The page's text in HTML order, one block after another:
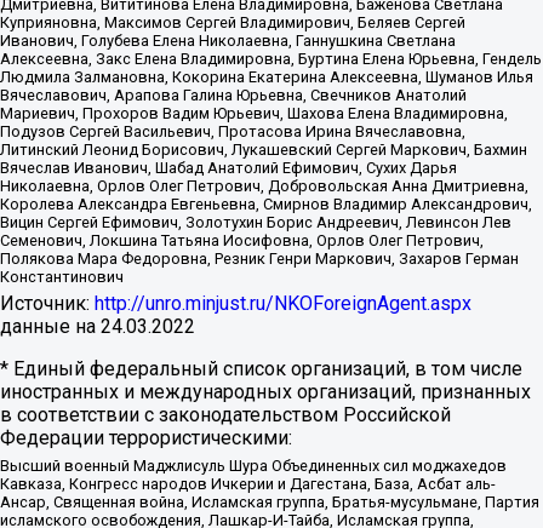
Дмитриевна, Вититинова Елена Владимировна, Баженова Светлана
Куприяновна, Максимов Сергей Владимирович, Беляев Сергей
Иванович, Голубева Елена Николаевна, Ганнушкина Светлана
Алексеевна, Закс Елена Владимировна, Буртина Елена Юрьевна, Гендель
Людмила Залмановна, Кокорина Екатерина Алексеевна, Шуманов Илья
Вячеславович, Арапова Галина Юрьевна, Свечников Анатолий
Мариевич, Прохоров Вадим Юрьевич, Шахова Елена Владимировна,
Подузов Сергей Васильевич, Протасова Ирина Вячеславовна,
Литинский Леонид Борисович, Лукашевский Сергей Маркович, Бахмин
Вячеслав Иванович, Шабад Анатолий Ефимович, Сухих Дарья
Николаевна, Орлов Олег Петрович, Добровольская Анна Дмитриевна,
Королева Александра Евгеньевна, Смирнов Владимир Александрович,
Вицин Сергей Ефимович, Золотухин Борис Андреевич, Левинсон Лев
Семенович, Локшина Татьяна Иосифовна, Орлов Олег Петрович,
Полякова Мара Федоровна, Резник Генри Маркович, Захаров Герман
Константинович
Источник: http://unro.minjust.ru/NKOForeignAgent.aspx
данные на 24.03.2022
* Единый федеральный список организаций, в том числе
иностранных и международных организаций, признанных
в соответствии с законодательством Российской
Федерации террористическими:
Высший военный Маджлисуль Шура Объединенных сил моджахедов
Кавказа, Конгресс народов Ичкерии и Дагестана, База, Асбат аль-
Ансар, Священная война, Исламская группа, Братья-мусульмане, Партия
исламского освобождения, Лашкар-И-Тайба, Исламская группа,